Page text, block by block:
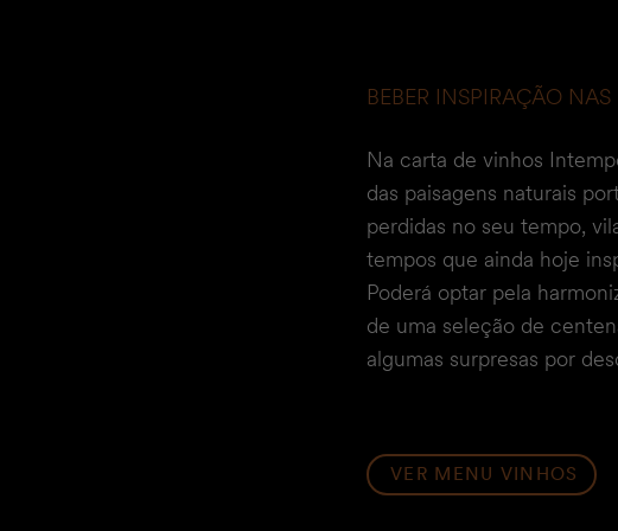
BEBER INSPIRAÇÃO
Na carta de vinhos
das paisagens naturais
perdidas no seu tempo,
tempos que ainda hoje
Poderá optar pela
de uma seleção de
algumas surpresas por
VER MENU VINHOS